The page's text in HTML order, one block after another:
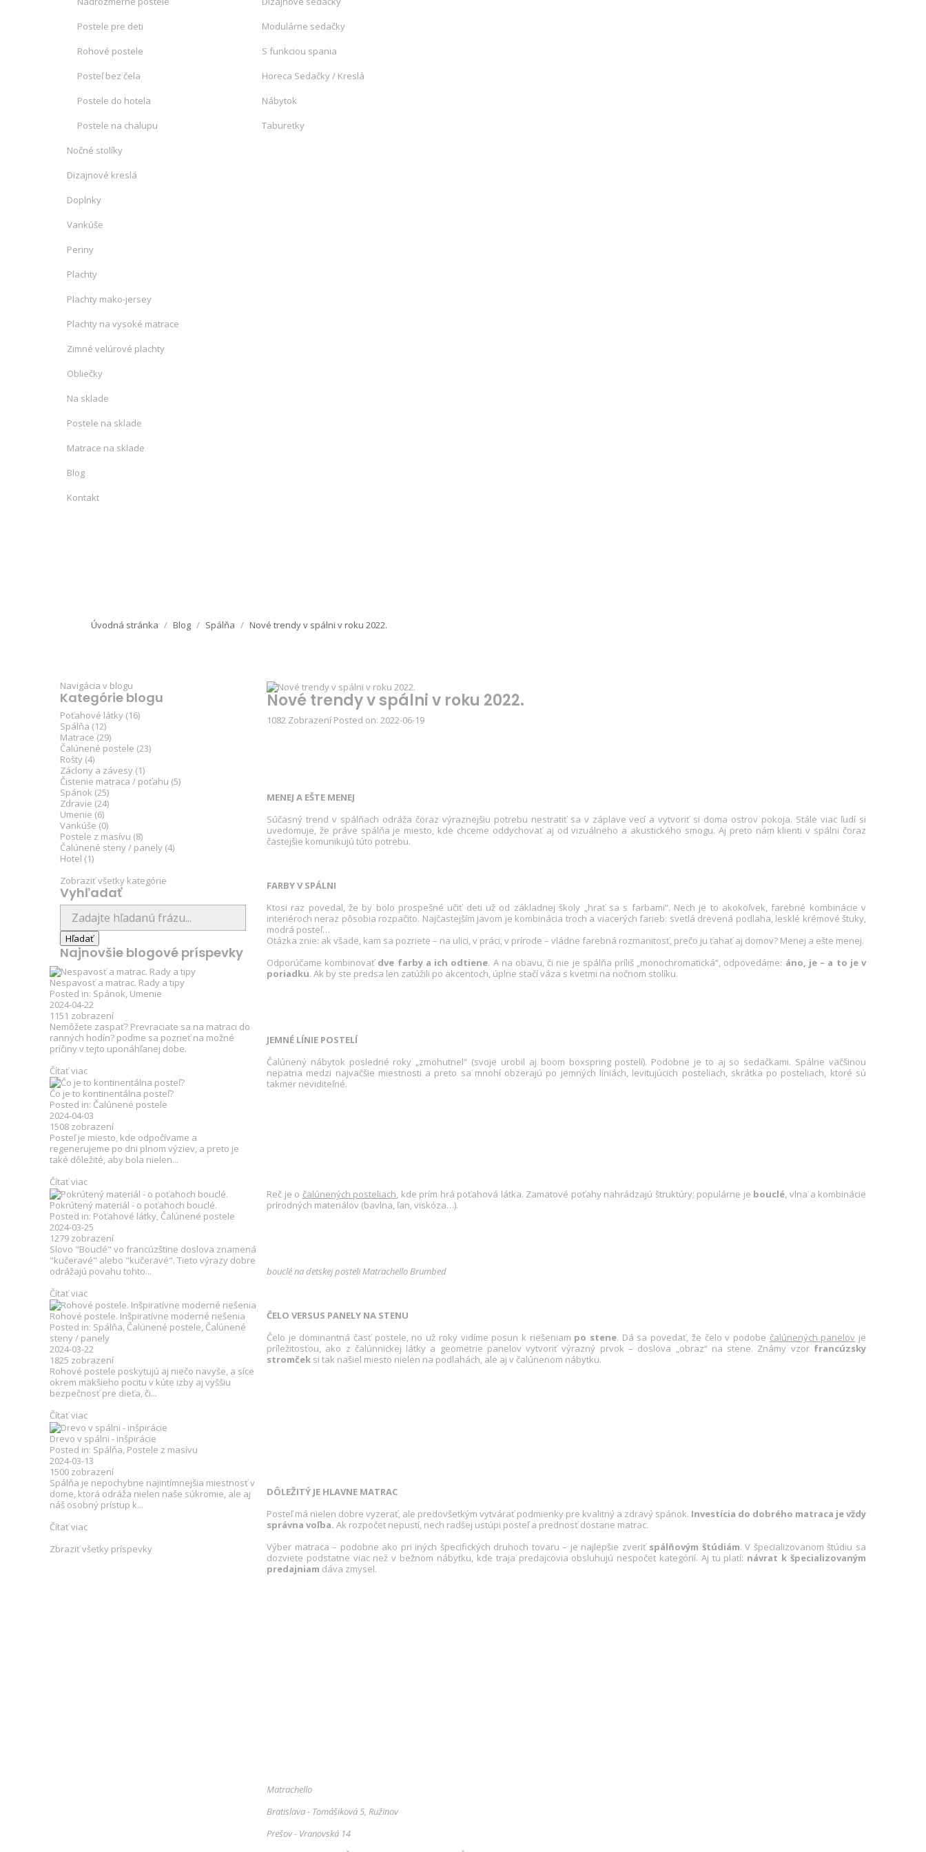
Postele pre deti
Rohové postele
Posteľ bez čela
Postele do hotela
Postele na chalupu
Modulárne sedačky
S funkciou spania
Horeca Sedačky / Kreslá
Nábytok
Taburetky
Nočné stolíky
Dizajnové kreslá
Doplnky
Vankúše
Periny
Plachty
Plachty mako-jersey
Plachty na vysoké matrace
Zimné velúrové plachty
Obliečky
Na sklade
Postele na sklade
Matrace na sklade
Blog
Kontakt
Úvodná stránka Blog Spálňa Nové trendy v spálni v roku 2022.
Navigácia v blogu
Kategórie blogu
Poťahové látky (16)
Spálňa (12)
Matrace (29)
Čalúnené postele (23)
Rošty (4)
Záclony a závesy (1)
Čistenie matraca / poťahu (5)
Spánok (25)
Zdravie (24)
Umenie (6)
Vankúše (0)
Postele z masívu (8)
Čalúnené steny / panely (4)
Hotel (1)
Zobraziť všetky kategórie
Vyhľadať
Najnovšie blogové príspevky
Nespavosť a matrac. Rady a tipy
Posted in: Spánok, Umenie
2024-04-22
1151 zobrazení
Nemôžete zaspať? Prevraciate sa na matraci do
ranných hodín? poďme sa pozrieť na možné
príčiny v tejto uponáhľanej dobe.
Čítať viac
Čo je to kontinentálna posteľ?
Posted in: Čalúnené postele
2024-04-03
1508 zobrazení
Posteľ je miesto, kde odpočívame a
regenerujeme po dni plnom výziev, a preto je
také dôležité, aby bola nielen...
Čítať viac
Pokrútený materiál - o poťahoch bouclé.
Posted in: Poťahové látky, Čalúnené postele
2024-03-25
1279 zobrazení
Slovo "Bouclé" vo francúzštine doslova znamená
"kučeravé" alebo "kučeravé". Tieto výrazy dobre
odrážajú povahu tohto...
Čítať viac
Rohové postele. Inšpiratívne moderné riešenia
Posted in: Spálňa, Čalúnené postele, Čalúnené
steny / panely
2024-03-22
1825 zobrazení
Rohové postele poskytujú aj niečo navyše, a síce
okrem mäkšieho pocitu v kúte izby aj vyššiu
bezpečnosť pre dieťa, či...
Čítať viac
Drevo v spálni - inšpirácie
Posted in: Spálňa, Postele z masívu
2024-03-13
1500 zobrazení
Spálňa je nepochybne najintímnejšia miestnosť v
dome, ktorá odráža nielen naše súkromie, ale aj
náš osobný prístup k...
Čítať viac
Zbraziť všetky príspevky
Nové trendy v spálni v roku 2022.
1082 Zobrazení Posted on: 2022-06-19
MENEJ A EŠTE MENEJ
Súčasný trend v spálňach odráža čoraz výraznejšiu potrebu nestratiť sa v záplave vecí a vytvoriť si doma ostrov pokoja. Stále viac ľudí si
uvedomuje, že práve spálňa je miesto, kde chceme oddychovať aj od vizuálneho a akustického smogu. Aj preto nám klienti v spálni čoraz
častejšie komunikujú túto potrebu.
FARBY V SPÁLNI
Ktosi raz povedal, že by bolo prospešné učiť deti už od základnej školy „hrať sa s farbami“. Nech je to akokoľvek, farebné kombinácie v
interiéroch neraz pôsobia rozpačito. Najčastejším javom je kombinácia troch a viacerých farieb: svetlá drevená podlaha, lesklé krémové štuky,
modrá posteľ…
Otázka znie: ak všade, kam sa pozriete – na ulici, v práci, v prírode – vládne farebná rozmanitosť, prečo ju ťahať aj domov? Menej a ešte menej.
Odporúčame kombinovať dve farby a ich odtiene. A na obavu, či nie je spálňa príliš „monochromatická“, odpovedáme: áno, je – a to je v
poriadku. Ak by ste predsa len zatúžili po akcentoch, úplne stačí váza s kvetmi na nočnom stolíku.
JEMNÉ LÍNIE POSTELÍ
Čalúnený nábytok posledné roky „zmohutnel“ (svoje urobil aj boom boxspring postelí). Podobne je to aj so sedačkami. Spálne väčšinou
nepatria medzi najväčšie miestnosti a preto sa mnohí obzerajú po jemných líniách, levitujúcich posteliach, skrátka po posteliach, ktoré sú
takmer neviditeľné.
Reč je o čalúnených posteliach, kde prím hrá poťahová látka. Zamatové poťahy nahrádzajú štruktúry; populárne je bouclé, vlna a kombinácie
prírodných materiálov (bavlna, ľan, viskóza…).
bouclé na detskej posteli Matrachello Brumbed
ČELO VERSUS PANELY NA STENU
Čelo je dominantná časť postele, no už roky vidíme posun k riešeniam po stene. Dá sa povedať, že čelo v podobe čalúnených panelov je
príležitosťou, ako z čalúnnickej látky a geometrie panelov vytvoriť výrazný prvok – doslova „obraz“ na stene. Známy vzor francúzsky
stromček si tak našiel miesto nielen na podlahách, ale aj v čalúnenom nábytku.
DÔLEŽITÝ JE HLAVNE MATRAC
Posteľ má nielen dobre vyzerať, ale predovšetkým vytvárať podmienky pre kvalitný a zdravý spánok. Investícia do dobrého matraca je vždy
správna voľba. Ak rozpočet nepustí, nech radšej ustúpi posteľ a prednosť dostane matrac.
Výber matraca – podobne ako pri iných špecifických druhoch tovaru – je najlepšie zveriť spálňovým štúdiám. V špecializovanom štúdiu sa
dozviete podstatne viac než v bežnom nábytku, kde traja predajcovia obsluhujú nespočet kategórií. Aj tu platí: návrat k špecializovaným
predajniam dáva zmysel.
Matrachello
Bratislava - Tomášiková 5, Ružinov
Prešov - Vranovská 14